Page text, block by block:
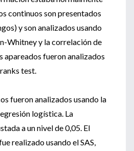
continuos son presentados
y son analizados usando
Whitney y la correlación de
apareados fueron analizados
test.
fueron analizados usando la
logística. La
a un nivel de 0,05. El
realizado usando el SAS,